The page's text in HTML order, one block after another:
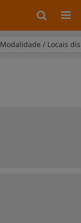
Modalidade / Locais